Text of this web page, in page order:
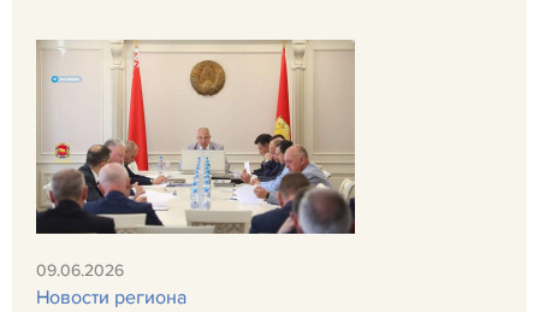
09.06.2026
Новости региона